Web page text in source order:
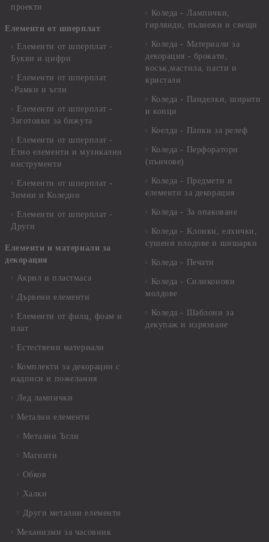
проекти
Елементи от шперплат
Елементи от шперплат -
Букви и цифри
Елементи от шперплат
-Рамки и ъгли
Елементи от шперплат -
Заготовки за бижута
Елементи от шперплат -
Етно елементи и музикални
инструменти
Елементи от шперплат -
Зимни и Коледни
Елементи от шперплат -
Други
Елементи и материали за
декорация
Акрил и пластмаса
Дървени елементи
Елементи от филц, фоам и
плат
Естествени материали
Комплекти за декорации с
надписи и пожелания
Лед лампички
Метални елементи
Метални Ъгли
Магнити
Обков
Халки
Други метални елементи
Механизми за часовник
Коледа - Лампички,
гирлянди, пълнежи и свещи
Коледа - Материали за
декорация - брокати,
восък,мастила, пасти и
кристали
Коледа - Панделки, ширити
и конци
Коелда - Папки за релеф
Коледа - Перфоратори
(пънчове)
Коледа - Предмети и
елементи за декорация
Коледа - За опаковане
Коледа - Kлонки, елхички,
сушени плодове и шишарки
Коледа - Печати
Коледа - Силиконови
молдове
Коледа - Шаблони за
декупаж и изрязване